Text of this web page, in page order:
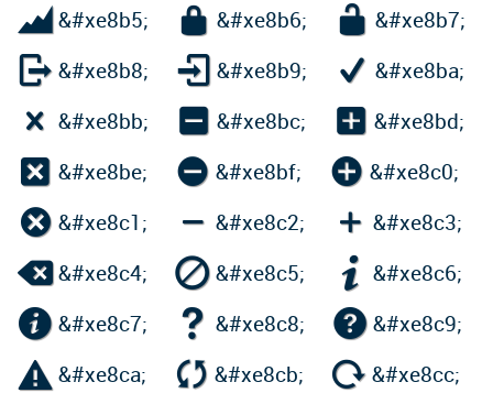
&#xe8b5;  &#xe8b6;  &#xe8b7;
&#xe8b8;  &#xe8b9;  &#xe8ba;
 &#xe8bb;  &#xe8bc;  &#xe8bd;
 &#xe8be;  &#xe8bf;  &#xe8c0;
 &#xe8c1;  &#xe8c2;  &#xe8c3;
&#xe8c4; &#xe8c5;  &#xe8c6;
&#xe8c7;  &#xe8c8; &#xe8c9;
 &#xe8ca;  &#xe8cb; &#xe8cc;